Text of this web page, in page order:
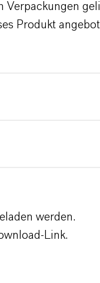
Verpackungen
Produkt
werden.
Link.